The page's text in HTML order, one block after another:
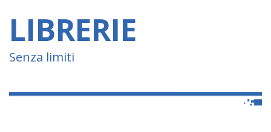
LIBRERIE
Senza limiti